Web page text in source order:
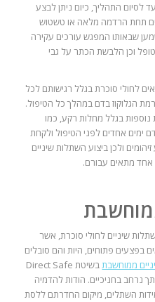
לסיום התהליך, כיום ניתן לבצע
תחת הרדמה מלאה או טשטוש
שבאותו המפגש עורכים עקירה
וכן הלבשת הכתר על גבי
לחולי סוכרת בגלל רגישותם לכל
הגלוקוז בדם במהלך כל הטיפול.
בגלל מחלות רקע, כמו
ימים אחדים לפני הטיפול ולקחת
ולכן ביצוע השתלות שיניים
אחד מתאים עבורם.
שיניים לחולי סוכרת, אשר
בפצעים פתוחים, היות והם סובלים
ממוחשבת
בשיטת Direct Safe
נרחב בחניכיים. הודות להדמיה
השתלים, מיקום החדרתם ללסת